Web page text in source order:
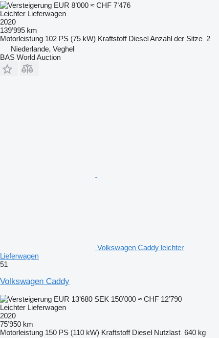
EUR 8’000 ≈ CHF 7’476
Leichter Lieferwagen
2020
139’995 km
Motorleistung 102 PS (75 kW) Kraftstoff DieselAnzahl der Sitze 2
Niederlande, Veghel
BAS World Auction
Volkswagen Caddy leichter
Lieferwagen
51
Volkswagen Caddy
EUR 13’680 SEK 150’000 ≈ CHF 12’790
Leichter Lieferwagen
2020
75’950 km
Motorleistung 150 PS (110 kW) Kraftstoff Diesel Nutzlast 640 kg